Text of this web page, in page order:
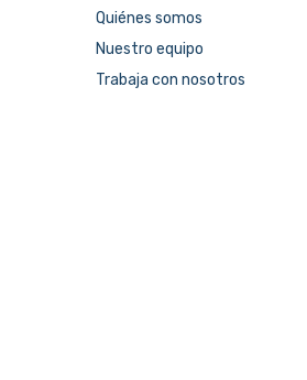
Quiénes somos
Nuestro equipo
Trabaja con nosotros